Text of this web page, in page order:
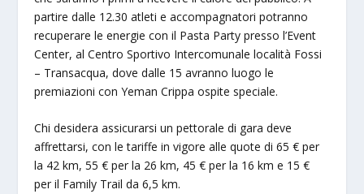
partire dalle 12.30 atleti e accompagnatori potranno
recuperare le energie con il Pasta Party presso l’Event
Center, al Centro Sportivo Intercomunale località Fossi
– Transacqua, dove dalle 15 avranno luogo le
premiazioni con Yeman Crippa ospite speciale.
Chi desidera assicurarsi un pettorale di gara deve
affrettarsi, con le tariffe in vigore alle quote di 65 € per
la 42 km, 55 € per la 26 km, 45 € per la 16 km e 15 €
per il Family Trail da 6,5 km.